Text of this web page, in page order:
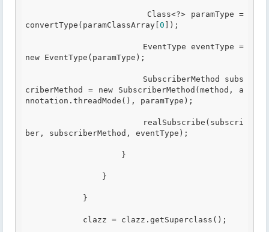
convertType(paramClassArray[ 0 ]);
new EventType(paramType);
criberMethod = new SubscriberMethod(method, a
nnotation.threadMode(), paramType);
ber, subscriberMethod, eventType);